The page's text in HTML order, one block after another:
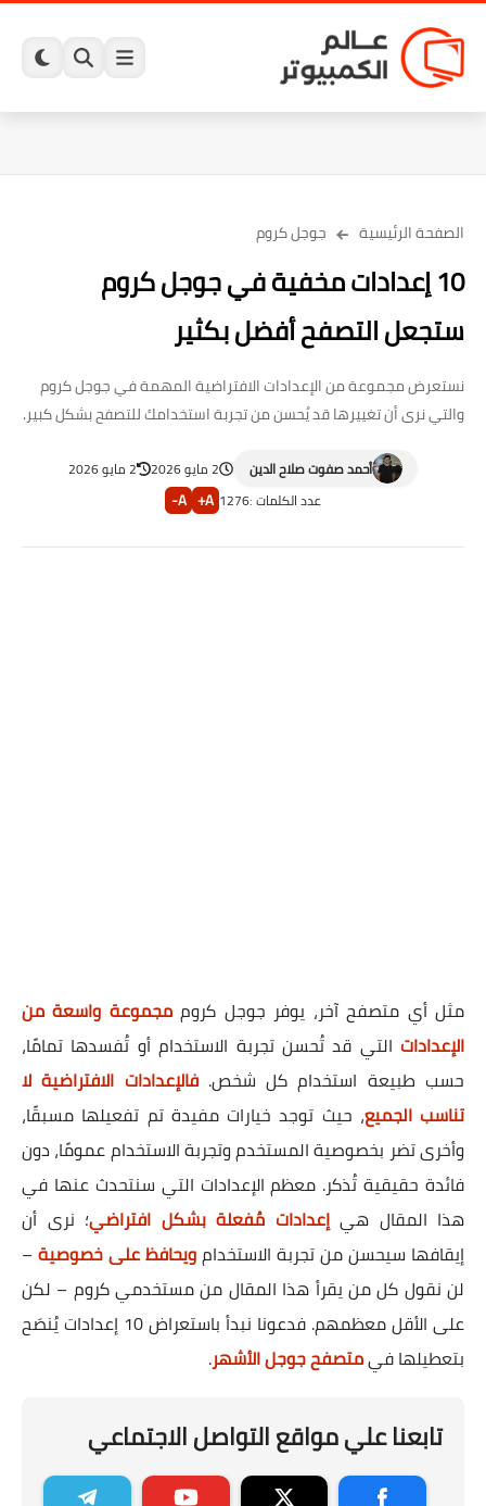
الصفحة الرئيسية جوجل كروم
10 إعدادات مخفية في جوجل كروم
ستجعل التصفح أفضل بكثير
نستعرض مجموعة من الإعدادات الافتراضية المهمة في جوجل كروم
والتي نرى أن تغييرها قد يُحسن من تجربة استخدامك للتصفح بشكل كبير.
أحمد صفوت صلاح الدين 2 مايو 2026
2 مايو 2026
عدد الكلمات :1276
A+
A-
مثل أي متصفح آخر، يوفر جوجل كروممجموعة واسعة من
الإعدادات التي قد تُحسن تجربة الاستخدام أو تُفسدها تمامًا،
حسب طبيعة استخدام كل شخص.فالإعدادات الافتراضية لا
تناسب الجميع، حيث توجد خيارات مفيدة تم تفعيلها مسبقًا،
وأخرى تضر بخصوصية المستخدم وتجربة الاستخدام عمومًا، دون
فائدة حقيقية تُذكر. معظم الإعدادات التي سنتحدث عنها في
هذا المقال هيإعدادات مُفعلة بشكل افتراضي؛ نرى أن
إيقافها سيحسن من تجربة الاستخدامويحافظ على خصوصية –
لن نقول كل من يقرأ هذا المقال من مستخدمي كروم – لكن
على الأقل معظمهم. فدعونا نبدأ باستعراض 10 إعدادات يُنصَح
بتعطيلها فيمتصفح جوجل الأشهر.
تابعنا علي مواقع التواصل الاجتماعي